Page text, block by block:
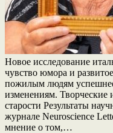
Новое исследование
чувство юмора и
пожилым людям
изменениям. Творческие
старости Результаты
журнале Neuroscience
мнение о том,…